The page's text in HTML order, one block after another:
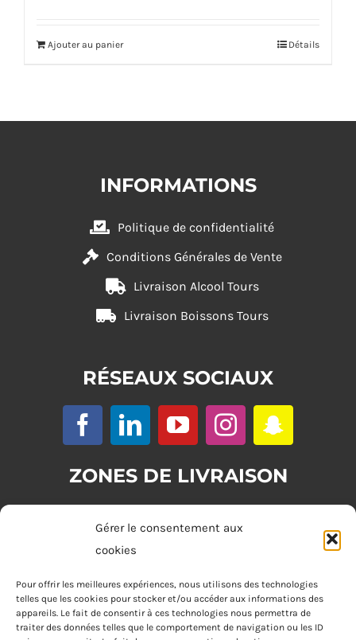
Gérer le consentement aux
cookies
Pour offrir les meilleures expériences, nous utilisons des technologies
telles que les cookies pour stocker et/ou accéder aux informations des
appareils. Le fait de consentir à ces technologies nous permettra de
traiter des données telles que le comportement de navigation ou les ID
Ajouter au panier Détails
INFORMATIONS
Politique de confidentialité
Conditions Générales de Vente
Livraison Alcool Tours
Livraison Boissons Tours
RÉSEAUX SOCIAUX
ZONES DE LIVRAISON
Zone 1 : (commande minimum 20€)
Zone 2 : (commande minimum 30€)
Joué-lès-Tours, Chambray-lès-Tours, La Riche, Saint-Cyr-sur-Loire,
Saint-Pierre-des-Corps, Saint-Avertin